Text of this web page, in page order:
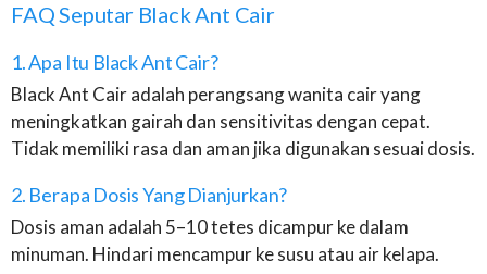
FAQ Seputar Black Ant Cair
1. Apa Itu Black Ant Cair?
Black Ant Cair adalah perangsang wanita cair yang
meningkatkan gairah dan sensitivitas dengan cepat.
Tidak memiliki rasa dan aman jika digunakan sesuai dosis.
2. Berapa Dosis Yang Dianjurkan?
Dosis aman adalah 5–10 tetes dicampur ke dalam
minuman. Hindari mencampur ke susu atau air kelapa.